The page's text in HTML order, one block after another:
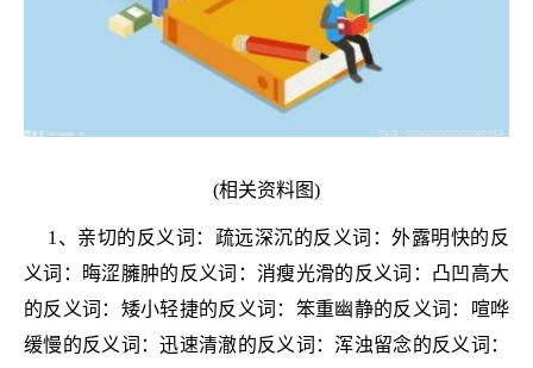
(相关资料图)
1、亲切的反义词：疏远深沉的反义词：外露明快的反
义词：晦涩臃肿的反义词：消瘦光滑的反义词：凸凹高大
的反义词：矮小轻捷的反义词：笨重幽静的反义词：喧哗
缓慢的反义词：迅速清澈的反义词：浑浊留念的反义词：